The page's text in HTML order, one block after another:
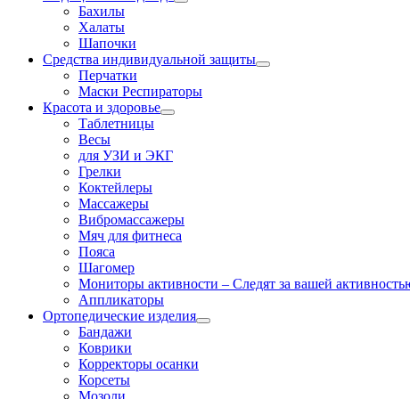
Бахилы
Халаты
Шапочки
Средства индивидуальной защиты
Перчатки
Маски Респираторы
Красота и здоровье
Таблетницы
Весы
для УЗИ и ЭКГ
Грелки
Коктейлеры
Массажеры
Вибромассажеры
Мяч для фитнеса
Пояса
Шагомер
Мониторы активности – Следят за вашей
Аппликаторы
Ортопедические изделия
Бандажи
Коврики
Корректоры осанки
Корсеты
Мозоли